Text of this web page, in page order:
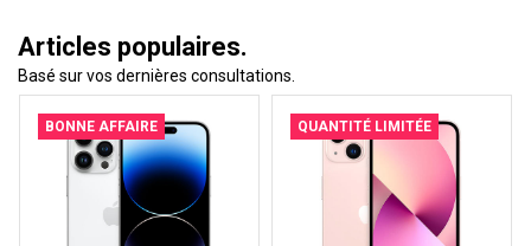
Articles populaires.
Basé sur vos dernières consultations.
BONNE AFFAIRE QUANTITÉ LIMITÉE